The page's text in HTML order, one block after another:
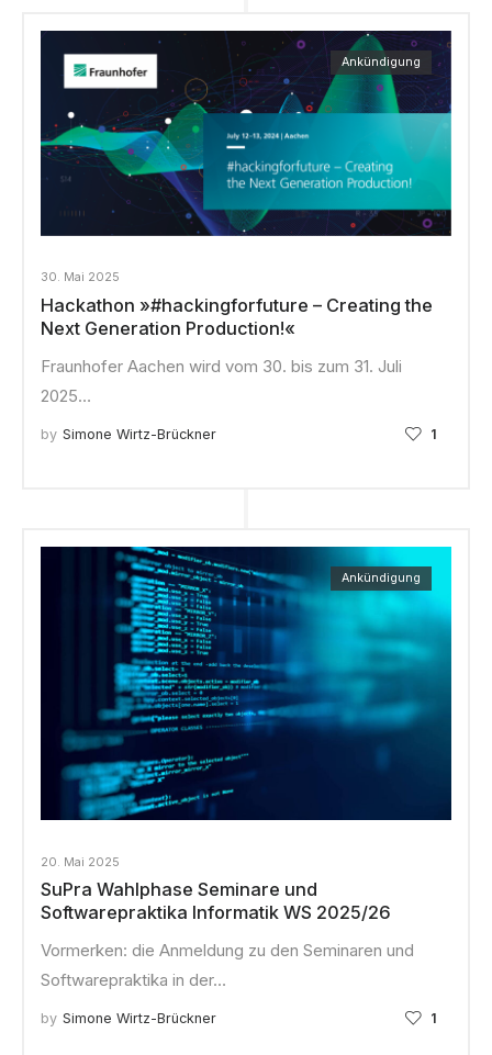
30. Mai 2025
Ankündigung
Hackathon »#hackingforfuture – Creating the
Next Generation Production!«
Fraunhofer Aachen wird vom 30. bis zum 31. Juli
2025…
by Simone Wirtz-Brückner 1
20. Mai 2025
Ankündigung
SuPra Wahlphase Seminare und
Softwarepraktika Informatik WS 2025/26
Vormerken: die Anmeldung zu den Seminaren und
Softwarepraktika in der…
by Simone Wirtz-Brückner 1